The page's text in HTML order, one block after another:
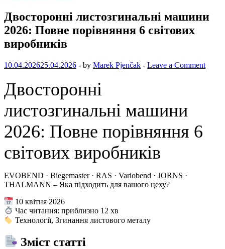
Двосторонні листозгинальні машини
2026: Повне порівняння 6 світових
виробників
10.04.202625.04.2026 - by Marek Pjenčak - Leave a Comment
Двосторонні
листозгинальні машини
2026: Повне порівняння 6
світових виробників
EVOBEND · Biegemaster · RAS · Variobend · JORNS ·
THALMANN – Яка підходить для вашого цеху?
10 квітня 2026
Час читання: приблизно 12 хв
Технології, Згинання листового металу
Зміст статті